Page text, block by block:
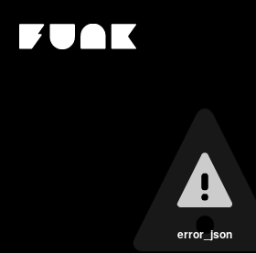
error_json